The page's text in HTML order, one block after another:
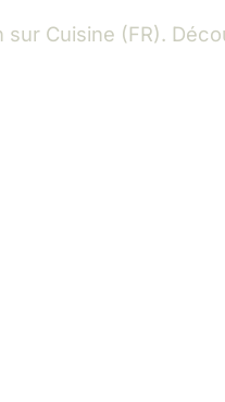
Cuisine (FR).